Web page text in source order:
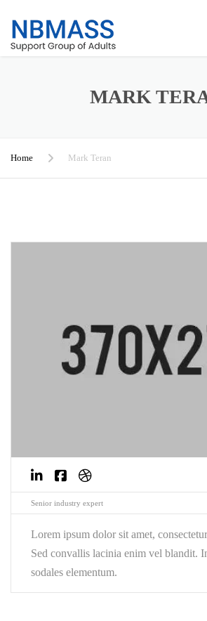
MARK
Home Mark Teran
Senior industry expert
Lorem ipsum dolor sit amet,
Sed convallis lacinia enim vel blandit.
sodales elementum.